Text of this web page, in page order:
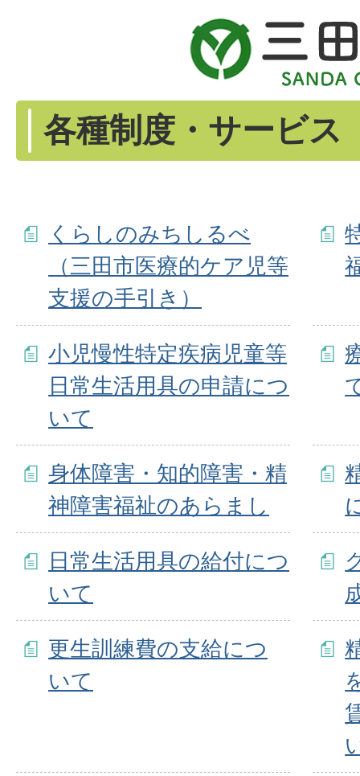
各種制度・サービス
くらしのみちしるべ
（三田市医療的ケア児等
支援の手引き）
小児慢性特定疾病児童等
日常生活用具の申請につ
いて
身体障害・知的障害・精
神障害福祉のあらまし
日常生活用具の給付につ
いて
更生訓練費の支給につ
いて